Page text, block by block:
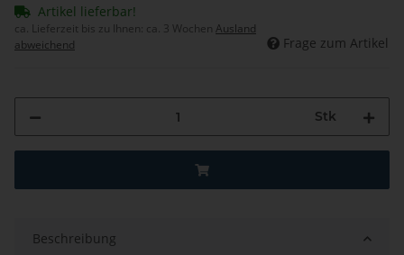
Artikel lieferbar!
ca. Lieferzeit bis zu Ihnen: ca. 3 Wochen Ausland
abweichend
Frage zum Artikel
Stk
Beschreibung